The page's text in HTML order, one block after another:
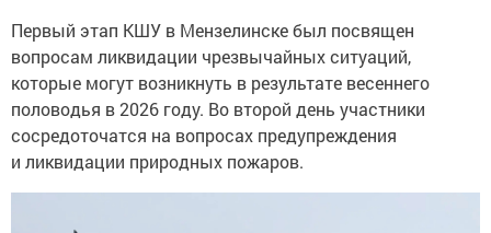
Первый этап КШУ в Мензелинске был посвящен
вопросам ликвидации чрезвычайных ситуаций,
которые могут возникнуть в результате весеннего
половодья в 2026 году. Во второй день участники
сосредоточатся на вопросах предупреждения
и ликвидации природных пожаров.